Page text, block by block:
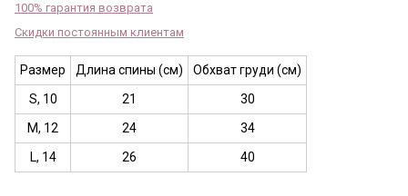
100% гарантия возврата
Скидки постоянным клиентам
Размер Длина спины (см)
Обхват груди (см)
S, 10
21
30
M, 12
24
34
L, 14
26 40